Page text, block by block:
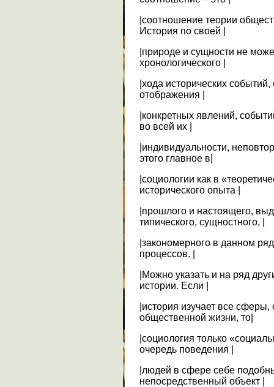
|соотношение теории
История по своей |
|природе и сущности не
хронологического |
|хода исторических событий,
отображения |
|конкретных явлений,
во всей их |
|индивидуальности,
этого главное в|
|социологии как в
исторического опыта |
|прошлого и настоящего,
типического, сущностного, |
|закономерного в данном
процессов. |
|Можно указать и на ряд
истории. Если |
|история изучает все
общественной жизни, то|
|социология только
очередь поведения |
|людей в сфере себе
непосредственный объект |